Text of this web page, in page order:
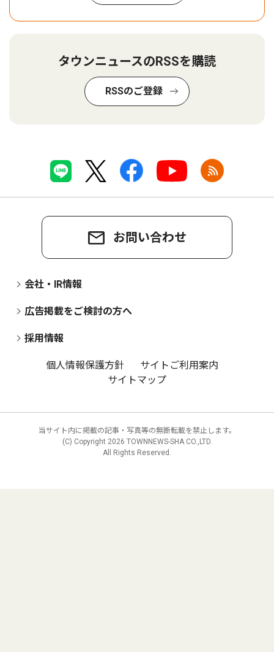
タウンニュースのRSSを購読
RSSのご登録
お問い合わせ
会社・IR情報
広告掲載をご検討の方へ
採用情報
個人情報保護方針
サイトご利用案内
サイトマップ
当サイト内に掲載の記事・写真等の無断転載を禁止します。
(C) Copyright 2026 TOWNNEWS-SHA CO.,LTD.
All Rights Reserved.